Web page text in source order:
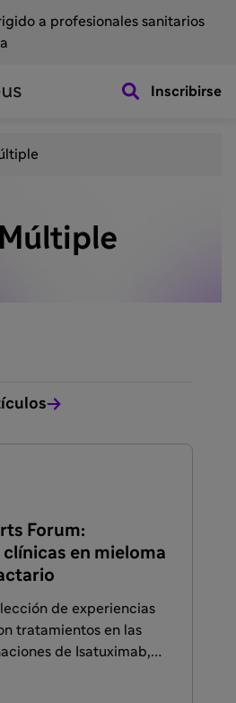
a profesionales sanitarios
Inscribirse
PRESCRIBIR O DISPENSAR
Forum:
en mieloma
de experiencias
tratamientos en las
de Isatuximab,
incluso en situaciones